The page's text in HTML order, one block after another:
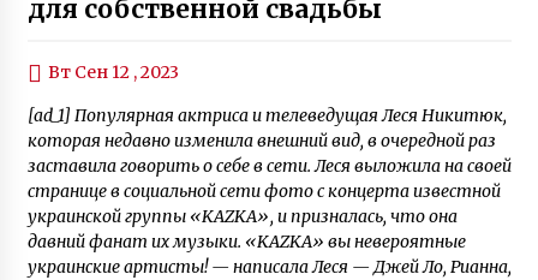
для собственной свадьбы
Вт Сен 12 , 2023
[ad_1] Популярная актриса и телеведущая Леся Никитюк,
которая недавно изменила внешний вид, в очередной раз
заставила говорить о себе в сети. Леся выложила на своей
странице в социальной сети фото с концерта известной
украинской группы «KAZKA», и призналась, что она
давний фанат их музыки. «KAZKA» вы невероятные
украинские артисты! — написала Леся — Джей Ло, Рианна,